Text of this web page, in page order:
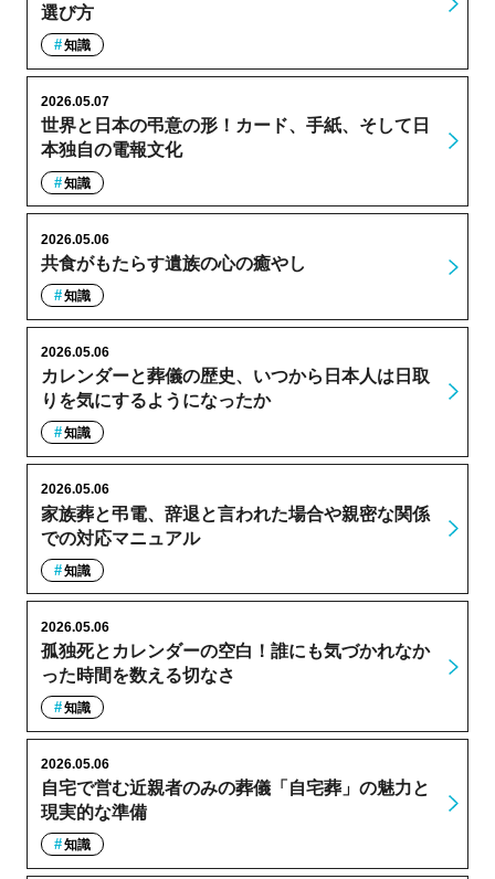
選び方
知識
世界と日本の弔意の形！カード、手紙、そして日
本独自の電報文化
2026.05.07
知識
共食がもたらす遺族の心の癒やし
2026.05.06
知識
カレンダーと葬儀の歴史、いつから日本人は日取
りを気にするようになったか
2026.05.06
知識
家族葬と弔電、辞退と言われた場合や親密な関係
での対応マニュアル
2026.05.06
知識
孤独死とカレンダーの空白！誰にも気づかれなか
った時間を数える切なさ
2026.05.06
知識
自宅で営む近親者のみの葬儀「自宅葬」の魅力と
現実的な準備
2026.05.06
知識